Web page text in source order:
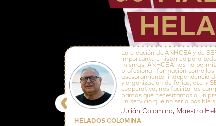
La creación de ANHCEA y de
importante e histórica para
mismas. ANHCEA nos ha
profesional, formación como los
asesoramiento, independencia
y organización de ferias, etc. y
cooperativa, nos facilita las
primas que necesitamos a un
un servicio que no sería posible
Julián Colomina, Maestro
HELADOS COLOMINA